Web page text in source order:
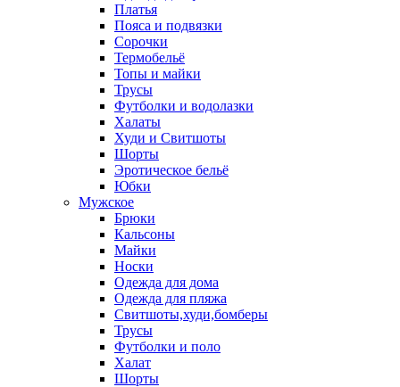
Платья
Пояса и подвязки
Сорочки
Термобельё
Топы и майки
Трусы
Футболки и водолазки
Халаты
Худи и Свитшоты
Шорты
Эротическое бельё
Юбки
Мужское
Брюки
Кальсоны
Майки
Носки
Одежда для дома
Одежда для пляжа
Свитшоты,худи,бомберы
Трусы
Футболки и поло
Халат
Шорты